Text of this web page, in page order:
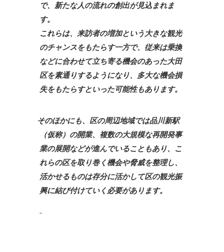
で、新たな人の流れの創出が見込まれま
す。
これらは、来訪者の増加という大きな観光
のチャンスをもたらす一方で、従来は乗換
などに合わせて立ち寄る機会のあった大田
区を素通りするようになり、多大な機会損
失をもたらすといった可能性もあります。
そのほかにも、区の周辺地域では品川新駅
（仮称）の開業、 複数の大規模な再開発事
業の展開などが進んでいることもあり、こ
れらの区を取り巻く機会や脅威を整理し、
活かせるものは存分に活かして区の観光振
興に結び付けていく必要があり ます。